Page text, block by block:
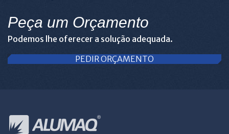
Peça um Orçamento
Podemos lhe oferecer a solução adequada.
PEDIR ORÇAMENTO